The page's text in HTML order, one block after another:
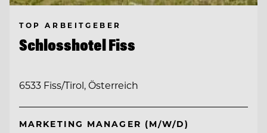
TOP ARBEITGEBER
Schlosshotel Fiss
6533 Fiss/Tirol, Österreich
MARKETING MANAGER (M/W/D)